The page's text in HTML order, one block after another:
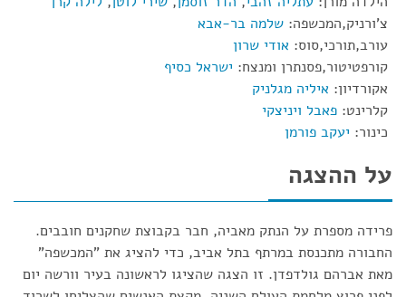
צ'ורניק,המכשפה: שלמה בר-אבא
עורב,תורכי,סוס: אודי שרון
קורפטיטור,פסנתרן ומנצח: ישראל כסיף
אקורדיון: איליה מגלניק
קלרינט: פאבל ויניצקי
כינור: יעקב פורמן
על ההצגה
פרידה מספרת על הנתק מאביה, חבר בקבוצת שחקנים חובבים.
החבורה מתכנסת במרתף בתל אביב, כדי להציג את "המכשפה"
מאת אברהם גולדפדן. זו הצגה שהציגו לראשונה בעיר וורשה יום